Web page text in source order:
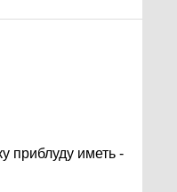
приблуду иметь -